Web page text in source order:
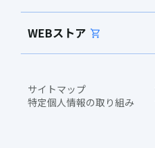
WEBストア
サイトマップ
特定個人情報の取り組み